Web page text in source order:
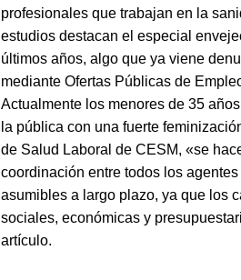
profesionales que trabajan en la
estudios destacan el especial
últimos años, algo que ya viene
mediante Ofertas Públicas de
Actualmente los menores de 35
la pública con una fuerte
de Salud Laboral de CESM, «se
coordinación entre todos los
asumibles a largo plazo, ya que los
sociales, económicas y
artículo.